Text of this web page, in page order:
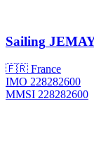
Sailing
🇫🇷 France
IMO 228282600
MMSI 228282600